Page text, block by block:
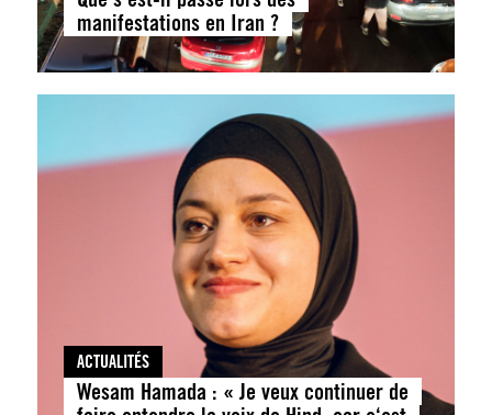
manifestations en Iran ?
ACTUALITÉS
Wesam Hamada : « Je veux continuer de